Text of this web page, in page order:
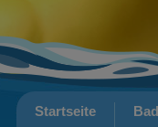
Startseite